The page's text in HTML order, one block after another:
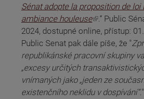
Sénat adopte la proposition de loi
ambiance houleuse
(odkaz je externí)
.“ Public
2024, dostupné online, přístup:
Public Senat pak dále píše, že "
republikánské pracovní skupiny
„excesy určitých
vnímaných jako „jeden ze
existenčního neklidu v dospívání“.